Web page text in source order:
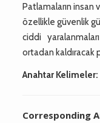
Patlamaların insan
özellikle güvenlik
ciddi
ortadan kaldıracak
Anahtar Kelimeler:
Corresponding